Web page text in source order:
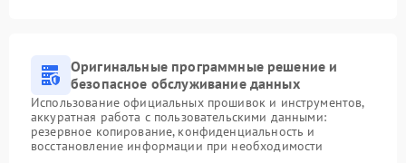
Оригинальные программные решение и
безопасное обслуживание данных
Использование официальных прошивок и инструментов,
аккуратная работа с пользовательскими данными:
резервное копирование, конфиденциальность и
восстановление информации при необходимости